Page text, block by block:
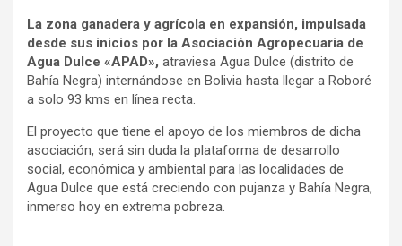
La zona ganadera y agrícola en expansión, impulsada
desde sus inicios por la Asociación Agropecuaria de
Agua Dulce «APAD», atraviesa Agua Dulce (distrito de
Bahía Negra) internándose en Bolivia hasta llegar a Roboré
a solo 93 kms en línea recta.
El proyecto que tiene el apoyo de los miembros de dicha
asociación, será sin duda la plataforma de desarrollo
social, económica y ambiental para las localidades de
Agua Dulce que está creciendo con pujanza y Bahía Negra,
inmerso hoy en extrema pobreza.